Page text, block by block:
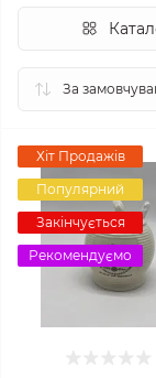
Хіт Продажів
Популярний
Закінчується
Рекомендуємо